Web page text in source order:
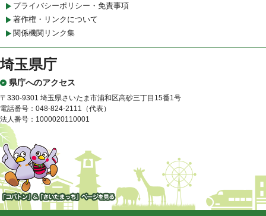
プライバシーポリシー・免責事項
著作権・リンクについて
関係機関リンク集
埼玉県庁
県庁へのアクセス
〒330-9301 埼玉県さいたま市浦和区高砂三丁目15番1号
電話番号：048-824-2111（代表）
法人番号：1000020110001
「コバトン」&「さいたまっ